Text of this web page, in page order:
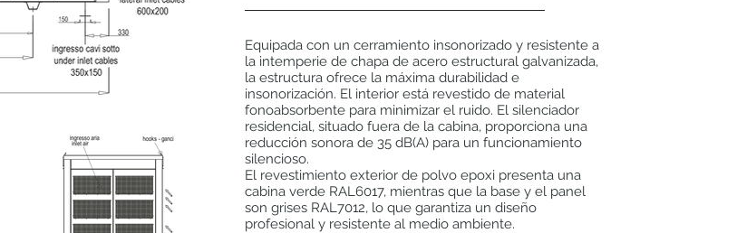
Equipada con un cerramiento insonorizado y resistente a
la intemperie de chapa de acero estructural galvanizada,
la estructura ofrece la máxima durabilidad e
insonorización. El interior está revestido de material
fonoabsorbente para minimizar el ruido. El silenciador
residencial, situado fuera de la cabina, proporciona una
reducción sonora de 35 dB(A) para un funcionamiento
silencioso.
El revestimiento exterior de polvo epoxi presenta una
cabina verde RAL6017, mientras que la base y el panel
son grises RAL7012, lo que garantiza un diseño
profesional y resistente al medio ambiente.